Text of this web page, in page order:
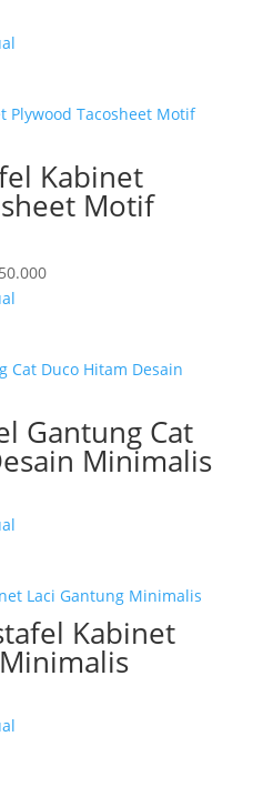
Kabinet
Motif
Gantung Cat
Minimalis
Kabinet